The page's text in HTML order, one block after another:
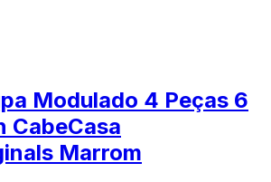
Modulado 4 Peças 6
CabeCasa
Marrom